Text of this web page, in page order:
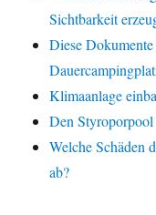
Sichtbarkeit
Diese
Klimaanlage
Den
Welche Schäden
ab?